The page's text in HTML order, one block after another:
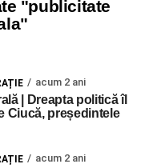
"publicitate
acum 2 ani
| Dreapta politică îl
Ciucă, președintele
acum 2 ani